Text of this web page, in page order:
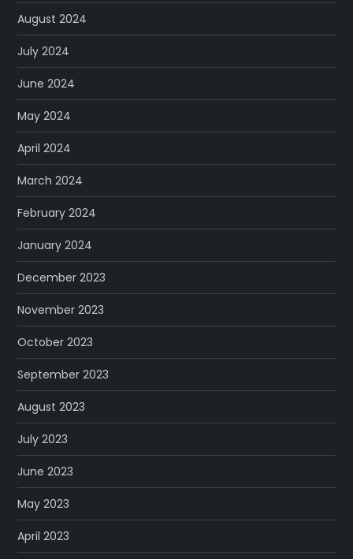
August 2024
July 2024
June 2024
May 2024
April 2024
March 2024
February 2024
January 2024
December 2023
November 2023
October 2023
September 2023
August 2023
July 2023
June 2023
May 2023
April 2023